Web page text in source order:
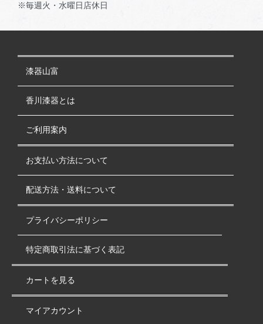
※毎週火・水曜日店休日
漆器山富
香川漆器とは
ご利用案内
お支払い方法について
配送方法・送料について
プライバシーポリシー
特定商取引法に基づく表記
カートを見る
マイアカウント